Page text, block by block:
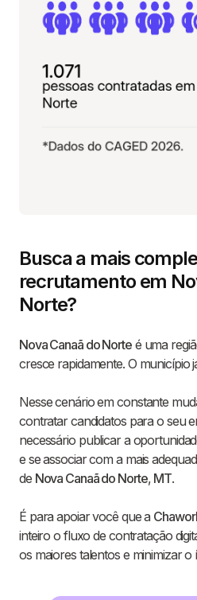
Busca a mais
recrutamento em
Norte?
Nova Canaã do Norteé uma
cresce rapidamente. O município
Nesse cenário em constante
contratar candidatos para o seu
necessário publicar a
e se associar com a mais
de Nova Canaã do Norte, MT.
É para apoiar você que a
inteiro o fluxo de contratação
os maiores talentos e minimizar o